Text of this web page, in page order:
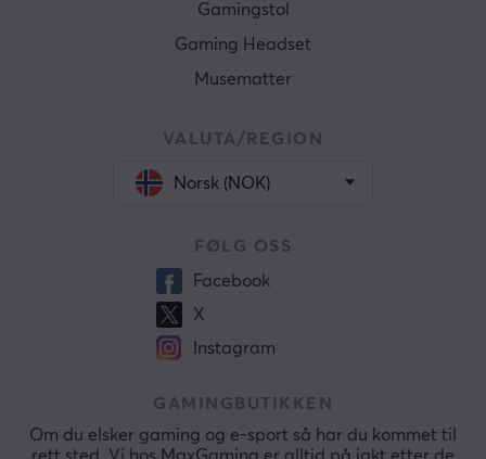
Gamingstol
Gaming Headset
Musematter
VALUTA/REGION
Norsk (NOK)
FØLG OSS
Facebook
X
Instagram
GAMINGBUTIKKEN
Om du elsker gaming og e-sport så har du kommet til